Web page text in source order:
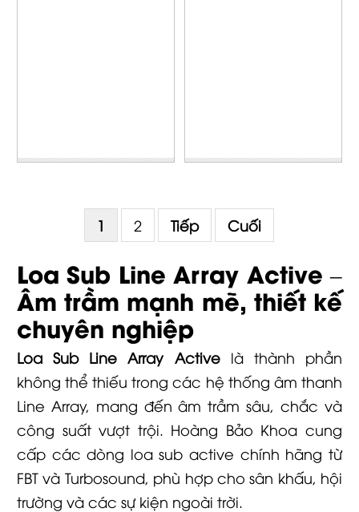
1 2 Tiếp Cuối
Loa Sub Line Array Active –
Âm trầm mạnh mẽ, thiết kế
chuyên nghiệp
Loa Sub Line Array Activelà thành phần
không thể thiếu trong các hệ thống âm thanh
Line Array, mang đến âm trầm sâu, chắc và
công suất vượt trội. Hoàng Bảo Khoa cung
cấp các dòng loa sub active chính hãng từ
FBTvà Turbosound, phù hợp cho sân khấu, hội
trường và các sự kiện ngoài trời.